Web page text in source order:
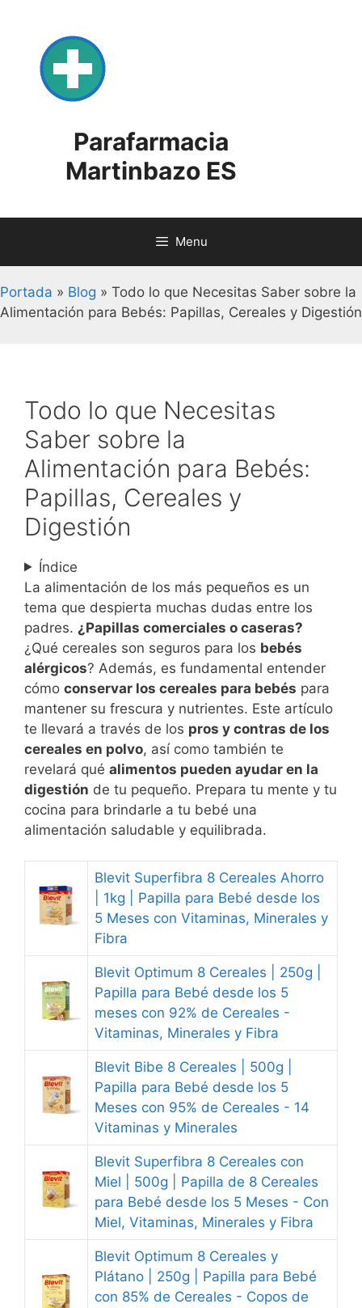
content
Parafarmacia
Martinbazo ES
Menu
Portada » Blog » Todo lo que Necesitas Saber sobre la
Alimentación para Bebés: Papillas, Cereales y Digestión
Todo lo que Necesitas
Saber sobre la
Alimentación para Bebés:
Papillas, Cereales y
Digestión
Índice
La alimentación de los más pequeños es un
tema que despierta muchas dudas entre los
padres. ¿Papillas comerciales o caseras?
¿Qué cereales son seguros para los bebés
alérgicos? Además, es fundamental entender
cómo conservar los cereales para bebés para
mantener su frescura y nutrientes. Este artículo
te llevará a través de los pros y contras de los
cereales en polvo, así como también te
revelará qué alimentos pueden ayudar en la
digestión de tu pequeño. Prepara tu mente y tu
cocina para brindarle a tu bebé una
alimentación saludable y equilibrada.
Blevit Superfibra 8 Cereales Ahorro
| 1kg | Papilla para Bebé desde los
5 Meses con Vitaminas, Minerales y
Fibra
Blevit Optimum 8 Cereales | 250g |
Papilla para Bebé desde los 5
meses con 92% de Cereales -
Vitaminas, Minerales y Fibra
Blevit Bibe 8 Cereales | 500g |
Papilla para Bebé desde los 5
Meses con 95% de Cereales - 14
Vitaminas y Minerales
Blevit Superfibra 8 Cereales con
Miel | 500g | Papilla de 8 Cereales
para Bebé desde los 5 Meses - Con
Miel, Vitaminas, Minerales y Fibra
Blevit Optimum 8 Cereales y
Plátano | 250g | Papilla para Bebé
con 85% de Cereales - Copos de